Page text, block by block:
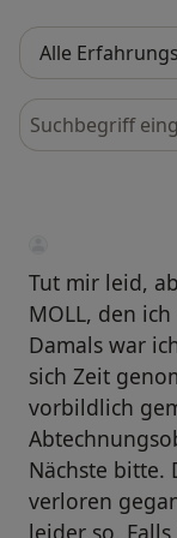
Bewertungen
Tut mir leid,
MOLL, den
Damals war
sich Zeit
vorbildlich
Nächste bitte.
verloren